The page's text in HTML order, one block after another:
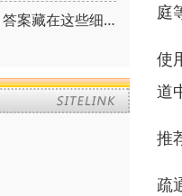
化粪池为何几十年都不用清理？答案藏在这些细节里！
庭
使
道
推
疏